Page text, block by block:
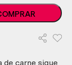
de carne sigue